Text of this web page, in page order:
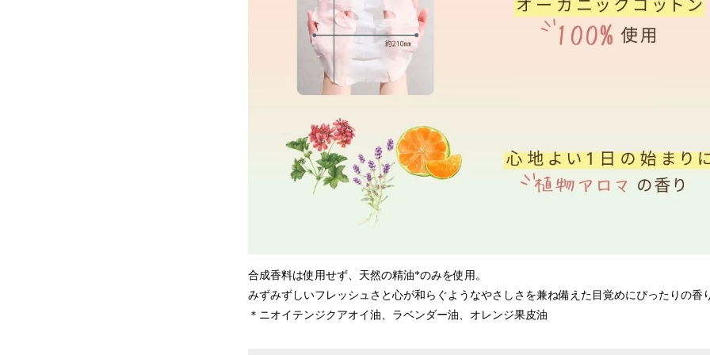
合成香料は使用せず、天然の精油*のみを使用。
みずみずしいフレッシュさと心が和らぐようなやさしさを兼ね備えた目覚めにぴったりの香
＊ニオイテンジクアオイ油、ラベンダー油、オレンジ果皮油